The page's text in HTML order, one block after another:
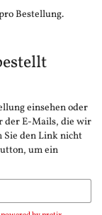
Bestellung.
einsehen oder
der E-Mails, die wir
Sie den Link nicht
um ein